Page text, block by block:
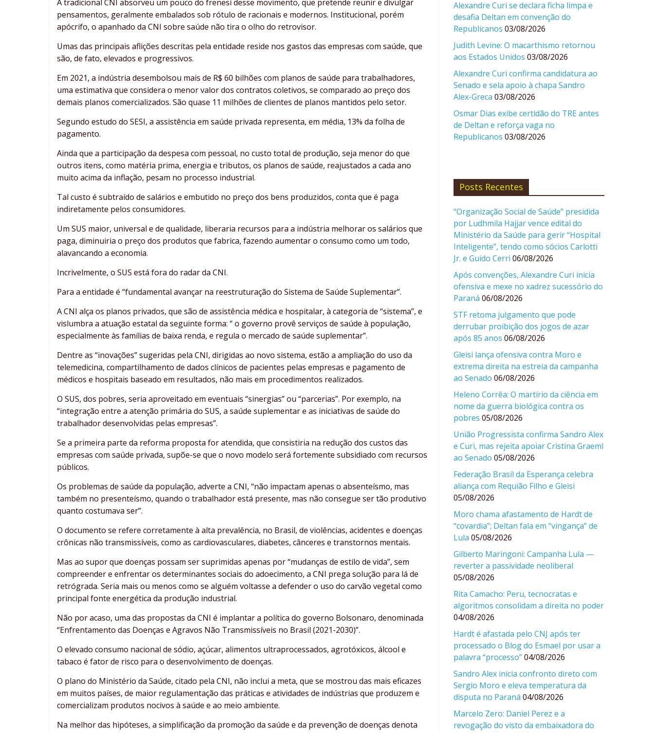
A tradicional CNI absorveu um pouco do frenesi desse movimento, que pretende reunir e divulgar
pensamentos, geralmente embalados sob rótulo de racionais e modernos. Institucional, porém
apócrifo, o apanhado da CNI sobre saúde não tira o olho do retrovisor.
Umas das principais aflições descritas pela entidade reside nos gastos das empresas com saúde, que
são, de fato, elevados e progressivos.
Em 2021, a indústria desembolsou mais de R$ 60 bilhões com planos de saúde para trabalhadores,
uma estimativa que considera o menor valor dos contratos coletivos, se comparado ao preço dos
demais planos comercializados. São quase 11 milhões de clientes de planos mantidos pelo setor.
Segundo estudo do SESI, a assistência em saúde privada representa, em média, 13% da folha de
pagamento.
Ainda que a participação da despesa com pessoal, no custo total de produção, seja menor do que
outros itens, como matéria prima, energia e tributos, os planos de saúde, reajustados a cada ano
muito acima da inflação, pesam no processo industrial.
Tal custo é subtraído de salários e embutido no preço dos bens produzidos, conta que é paga
indiretamente pelos consumidores.
Um SUS maior, universal e de qualidade, liberaria recursos para a indústria melhorar os salários que
paga, diminuiria o preço dos produtos que fabrica, fazendo aumentar o consumo como um todo,
alavancando a economia.
Incrivelmente, o SUS está fora do radar da CNI.
Para a entidade é “fundamental avançar na reestruturação do Sistema de Saúde Suplementar”.
A CNI alça os planos privados, que são de assistência médica e hospitalar, à categoria de “sistema”, e
vislumbra a atuação estatal da seguinte forma: “ o governo provê serviços de saúde à população,
especialmente às famílias de baixa renda, e regula o mercado de saúde suplementar”.
Dentre as “inovações” sugeridas pela CNI, dirigidas ao novo sistema, estão a ampliação do uso da
telemedicina, compartilhamento de dados clínicos de pacientes pelas empresas e pagamento de
médicos e hospitais baseado em resultados, não mais em procedimentos realizados.
O SUS, dos pobres, seria aproveitado em eventuais “sinergias” ou “parcerias”. Por exemplo, na
“integração entre a atenção primária do SUS, a saúde suplementar e as iniciativas de saúde do
trabalhador desenvolvidas pelas empresas”.
Se a primeira parte da reforma proposta for atendida, que consistiria na redução dos custos das
empresas com saúde privada, supõe-se que o novo modelo será fortemente subsidiado com recursos
públicos.
Os problemas de saúde da população, adverte a CNI, “não impactam apenas o absenteísmo, mas
também no presenteísmo, quando o trabalhador está presente, mas não consegue ser tão produtivo
quanto costumava ser”.
O documento se refere corretamente à alta prevalência, no Brasil, de violências, acidentes e doenças
crônicas não transmissíveis, como as cardiovasculares, diabetes, cânceres e transtornos mentais.
Mas ao supor que doenças possam ser suprimidas apenas por “mudanças de estilo de vida”, sem
compreender e enfrentar os determinantes sociais do adoecimento, a CNI prega solução para lá de
retrógrada. Seria mais ou menos como se alguém voltasse a defender o uso do carvão vegetal como
principal fonte energética da produção industrial.
Não por acaso, uma das propostas da CNI é implantar a política do governo Bolsonaro, denominada
“Enfrentamento das Doenças e Agravos Não Transmissíveis no Brasil (2021-2030)”.
O elevado consumo nacional de sódio, açúcar, alimentos ultraprocessados, agrotóxicos, álcool e
tabaco é fator de risco para o desenvolvimento de doenças.
O plano do Ministério da Saúde, citado pela CNI, não inclui a meta, que se mostrou das mais eficazes
em muitos países, de maior regulamentação das práticas e atividades de indústrias que produzem e
comercializam produtos nocivos à saúde e ao meio ambiente.
Na melhor das hipóteses, a simplificação da promoção da saúde e da prevenção de doenças denota
Alexandre Curi se declara ficha limpa e
desafia Deltan em convenção do
Republicanos 03/08/2026
Judith Levine: O macarthismo retornou
aos Estados Unidos 03/08/2026
Alexandre Curi confirma candidatura ao
Senado e sela apoio à chapa Sandro
Alex-Greca 03/08/2026
Osmar Dias exibe certidão do TRE antes
de Deltan e reforça vaga no
Republicanos 03/08/2026
Posts Recentes
“Organização Social de Saúde” presidida
por Ludhmila Hajjar vence edital do
Ministério da Saúde para gerir “Hospital
Inteligente”, tendo como sócios Carlotti
Jr. e Guido Cerri 06/08/2026
Após convenções, Alexandre Curi inicia
ofensiva e mexe no xadrez sucessório do
Paraná 06/08/2026
STF retoma julgamento que pode
derrubar proibição dos jogos de azar
após 85 anos 06/08/2026
Gleisi lança ofensiva contra Moro e
extrema direita na estreia da campanha
ao Senado 06/08/2026
Heleno Corrêa: O martírio da ciência em
nome da guerra biológica contra os
pobres 05/08/2026
União Progressista confirma Sandro Alex
e Curi, mas rejeita apoiar Cristina Graeml
ao Senado 05/08/2026
Federação Brasil da Esperança celebra
aliança com Requião Filho e Gleisi
05/08/2026
Moro chama afastamento de Hardt de
“covardia”; Deltan fala em “vingança” de
Lula 05/08/2026
Gilberto Maringoni: Campanha Lula —
reverter a passividade neoliberal
05/08/2026
Rita Camacho: Peru, tecnocratas e
algoritmos consolidam a direita no poder
04/08/2026
Hardt é afastada pelo CNJ após ter
processado o Blog do Esmael por usar a
palavra “processo”04/08/2026
Sandro Alex inicia confronto direto com
Sergio Moro e eleva temperatura da
disputa no Paraná 04/08/2026
Marcelo Zero: Daniel Perez e a
revogação do visto da embaixadora do